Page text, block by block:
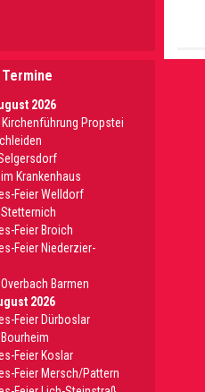
2026
Propstei
Krankenhaus
Feier Welldorf
Feier Broich
Feier Niederzier-
Barmen
2026
Feier Dürboslar
Feier Koslar
Feier Mersch/Pattern